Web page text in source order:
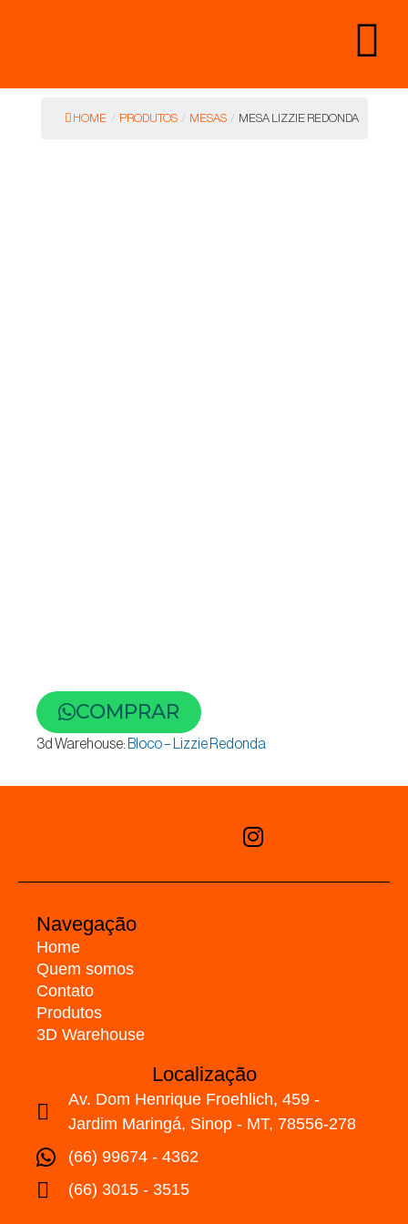
HOME / PRODUTOS / MESAS / MESA LIZZIE REDONDA
COMPRAR
3d Warehouse: Bloco – Lizzie Redonda
Navegação
Home
Quem somos
Contato
Produtos
3D Warehouse
Localização
Av. Dom Henrique Froehlich, 459 -
Jardim Maringá, Sinop - MT, 78556-278
(66) 99674 - 4362
(66) 3015 - 3515